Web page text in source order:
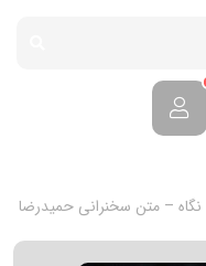
– متن سخنرانی حمیدرضا